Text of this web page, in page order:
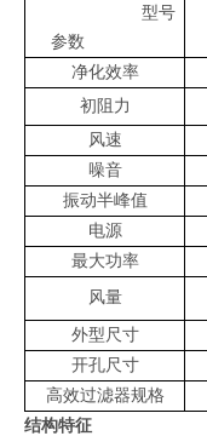
型号
参数
净化效率
初阻力
风速
噪音
振动半峰值
电源
最大功率
风量
外型尺寸
开孔尺寸
高效过滤器规格
结构特征